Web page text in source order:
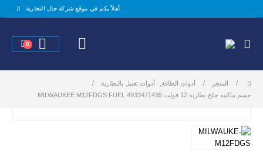
أهلاً بكم في موقع شركة جال التجارية
0
المتجر أدوات الطاقة
أدوات تعمل بالبطارية
جسم ماكينة جلخ بطارية 12 فولت MILWAUKEE M12FDGS FUEL 4933471435